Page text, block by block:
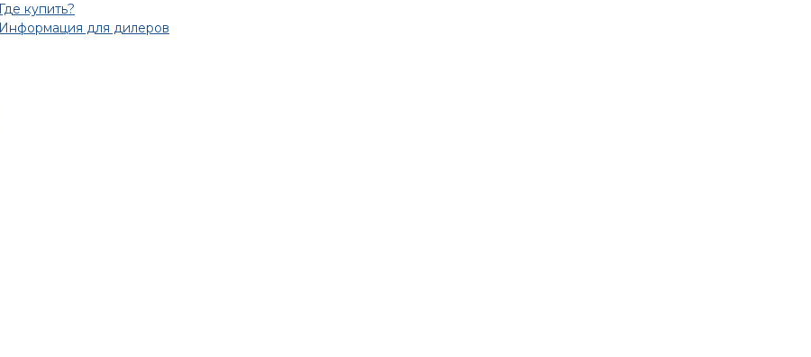
Где купить?
Информация для дилеров